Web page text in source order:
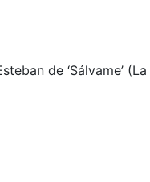
de ‘Sálvame’